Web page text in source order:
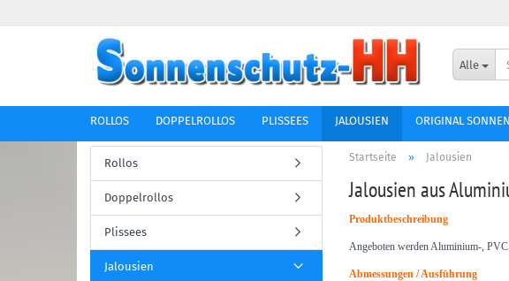
Alle
ROLLOS DOPPELROLLOS PLISSEES JALOUSIEN ORIGINAL
Startseite » Jalousien
Jalousien aus
Produktbeschreibung
Angeboten werden Aluminium-,
Abmessungen / Ausführung
Rollos
Doppelrollos
Plissees
Jalousien